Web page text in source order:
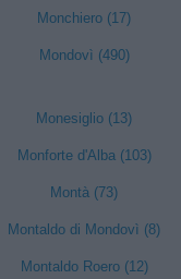
Monchiero (17)
Mondovì (490)
Monesiglio (13)
Monforte d'Alba (103)
Montà (73)
Montaldo di Mondovì (8)
Montaldo Roero (12)